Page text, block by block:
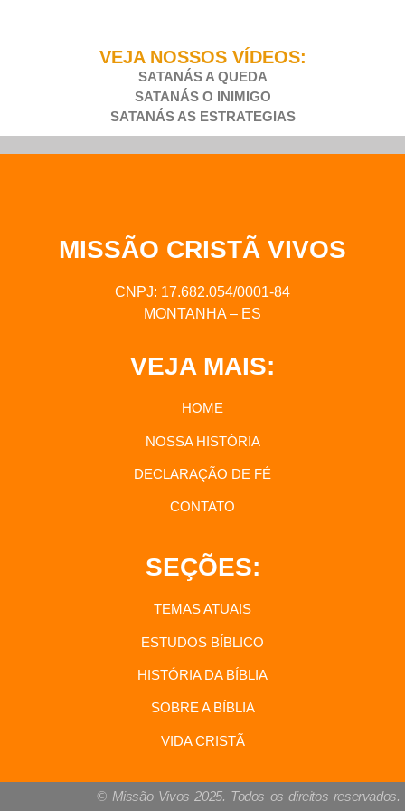
VEJA NOSSOS VÍDEOS:
SATANÁS A QUEDA
SATANÁS O INIMIGO
SATANÁS AS ESTRATEGIAS
MISSÃO CRISTÃ VIVOS
CNPJ: 17.682.054/0001-84
MONTANHA – ES
VEJA MAIS:
HOME
NOSSA HISTÓRIA
DECLARAÇÃO DE FÉ
CONTATO
SEÇÕES:
TEMAS ATUAIS
ESTUDOS BÍBLICO
HISTÓRIA DA BÍBLIA
SOBRE A BÍBLIA
VIDA CRISTÃ
© Missão Vivos 2025. Todos os direitos reservados.